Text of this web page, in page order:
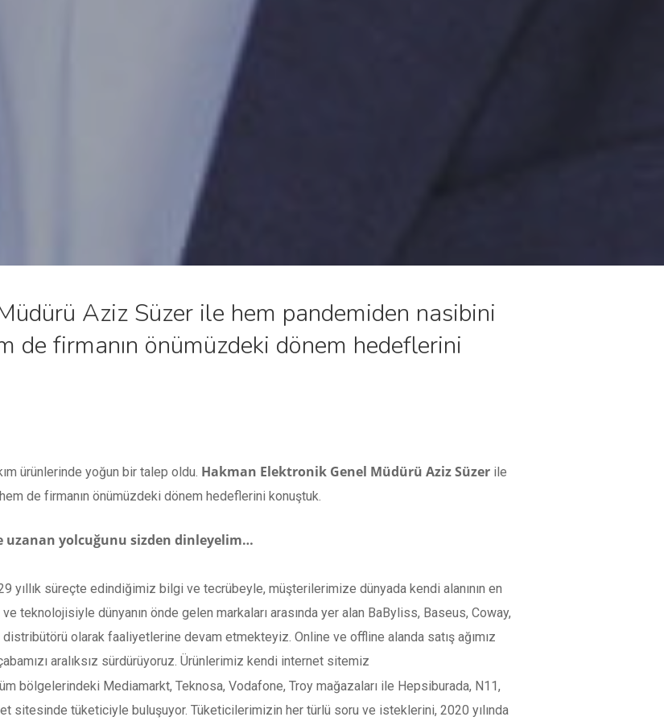
Aziz Süzer ile hem pandemiden nasibini
de firmanın önümüzdeki dönem hedeflerini
ürünlerinde yoğun bir talep oldu. Hakman Elektronik Genel Müdürü Aziz Süzer ile
de firmanın önümüzdeki dönem hedeflerini konuştuk.
uzanan yolcuğunu sizden dinleyelim…
yıllık süreçte edindiğimiz bilgi ve tecrübeyle, müşterilerimize dünyada kendi alanının en
ve teknolojisiyle dünyanın önde gelen markaları arasında yer alan BaByliss, Baseus, Coway,
olarak faaliyetlerine devam etmekteyiz. Online ve offline alanda satış ağımız
aralıksız sürdürüyoruz. Ürünlerimiz kendi internet sitemiz
tüm bölgelerindeki Mediamarkt, Teknosa, Vodafone, Troy mağazaları ile Hepsiburada, N11,
sitesinde tüketiciyle buluşuyor. Tüketicilerimizin her türlü soru ve isteklerini, 2020 yılında